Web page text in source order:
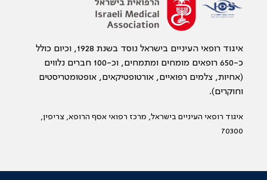
איגוד רופאי העיניים בישראל נוסד בשנת 1928, וכיום כולל
כ-650 רופאים מומחים ומתמחים, וכ-100 חברים נלווים
(אחיות, צלמים רפואיים, אורטופטיקאים, אופטומטריסטים
וחוקרים).
איגוד רופאי העיניים בישראל, מרכז רפואי אסף הרופא, צריפין,
70300